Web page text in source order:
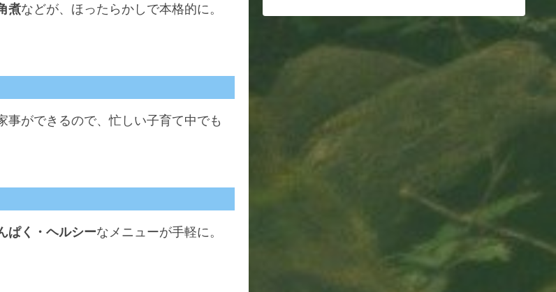
煮などが、ほったらかしで本格的に。
事ができるので、忙しい子育て中でも
ぱく・ヘルシーなメニューが手軽に。